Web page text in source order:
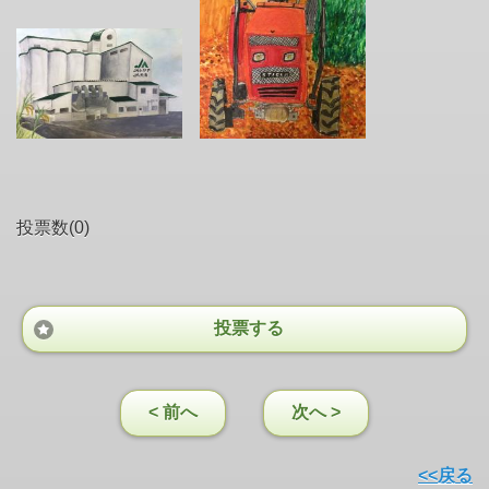
投票数(0)
投票する
< 前へ 次へ >
<<戻る